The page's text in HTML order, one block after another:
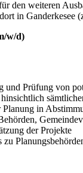
den weiteren
in
w/d)
und Prüfung von
in
der Projekte